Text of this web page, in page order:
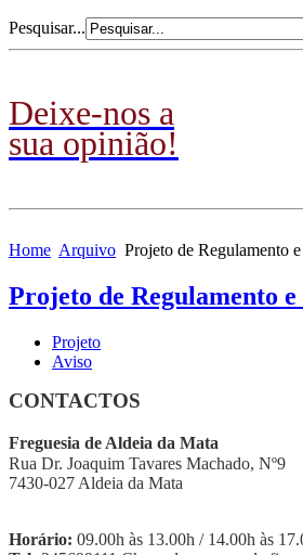
Pesquisar...
Deixe-nos a
sua opinião!
Home Arquivo Projeto de Regulamento
Projeto de Regulamento e
Projeto
Aviso
CONTACTOS
Freguesia de Aldeia da Mata
Rua Dr. Joaquim Tavares Machado, Nº9
7430-027 Aldeia da Mata
Horário: 09.00h às 13.00h / 14.00h às